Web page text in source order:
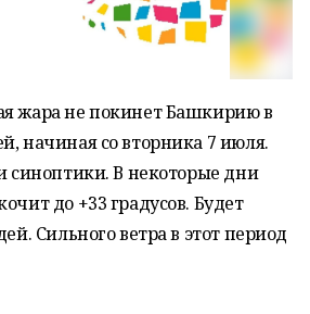
жара не покинет Башкирию в
начиная со вторника 7 июля.
синоптики. В некоторые дни
до +33 градусов. Будет
Сильного ветра в этот период